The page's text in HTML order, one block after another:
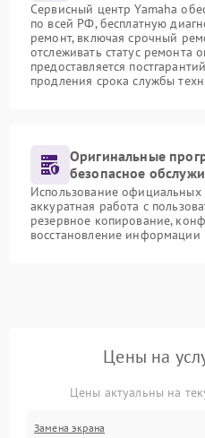
Сервисный центр Yamaha
по всей РФ, бесплатную
ремонт, включая срочный
отслеживать статус ремонта
предоставляется
продления срока службы
Оригинальные
безопасное
Использование
аккуратная работа с
резервное копирование,
восстановление
Цены на
Цены актуальны на
Замена экрана